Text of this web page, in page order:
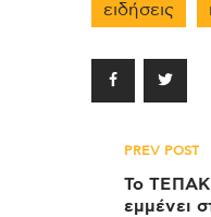
ειδήσεις
άρθρων
PREV POST
Το ΤΕΠΑΚ
εμμένει